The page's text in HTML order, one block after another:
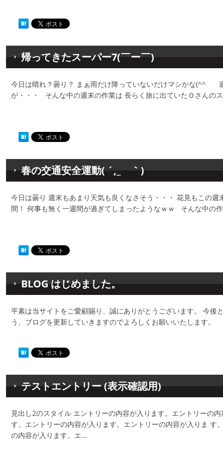
帰ってきたスーパー7(￣ー￣)
今日は晴れ？曇り？ まぁ雨だけ降っていないだけマシかな(^^ゞ
が・・・ そんな中の週末の作業は 長らく旅に出ていたＯさんの
春の交通安全運動( ´,_ゝ｀)
今日は曇り 週末もあまり天気も良くなさそう・・・ 花見もこの
間！ 何事も無く一週間が過ぎてしまったようなｗｗ そんな中の
BLOG はじめました。
平素は当サイトをご愛顧賜り、誠にありがとうございます。 今後
う、ブログを更新していきますのでよろしくお願いいたします。
テストエントリー (表示確認用)
見出し2のスタイル エントリーの内容が入ります。エントリーの
す。エントリーの内容が入ります。エントリーの内容が入りま す
の内容が入ります。エ…